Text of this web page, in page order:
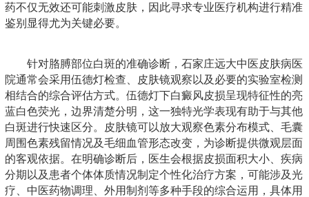
药不仅无效还可能刺激皮肤，因此寻求专业医疗机构进行精准
鉴别显得尤为关键必要。
针对胳膊部位白斑的准确诊断，石家庄远大中医皮肤病医
院通常会采用伍德灯检查、皮肤镜观察以及必要的实验室检测
相结合的综合评估方式。伍德灯下白癜风皮损呈现特征性的亮
蓝白色荧光，边界清楚分明，这一独特光学表现有助于与其他
白斑进行快速区分。皮肤镜可以放大观察色素分布模式、毛囊
周围色素残留情况及毛细血管形态改变，为诊断提供微观层面
的客观依据。在明确诊断后，医生会根据皮损面积大小、疾病
分期以及患者个体体质情况制定个性化治疗方案，可能涉及光
疗、中医药物调理、外用制剂等多种手段的综合运用，具体用